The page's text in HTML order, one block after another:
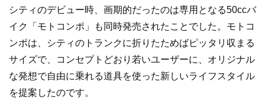
シティのデビュー時、画期的だったのは専用となる50ccバ
イク「モトコンポ」も同時発売されたことでした。モトコ
ンポは、シティのトランクに折りたためばピッタリ収まる
サイズで、コンセプトどおり若いユーザーに、オリジナル
な発想で自由に乗れる道具を使った新しいライフスタイル
を提案したのです。